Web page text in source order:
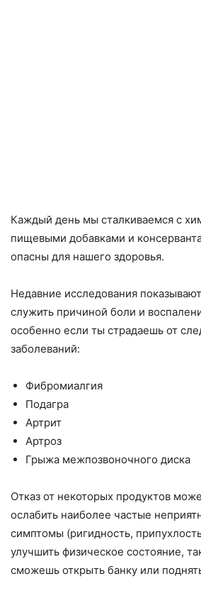
Каждый день мы сталкиваемся с
пищевыми добавками и
опасны для нашего здоровья.
Недавние исследования
служить причиной боли и
особенно если ты страдаешь от
заболеваний:
Фибромиалгия
Подагра
Артрит
Артроз
Грыжа межпозвоночного диска
Отказ от некоторых продуктов
ослабить наиболее частые
симптомы (ригидность,
улучшить физическое состояние,
сможешь открыть банку или